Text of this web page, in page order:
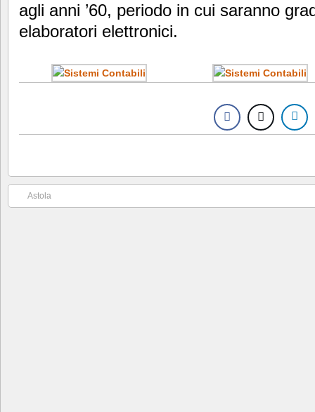
agli anni ’60, periodo in cui saranno
elaboratori elettronici.
Astola